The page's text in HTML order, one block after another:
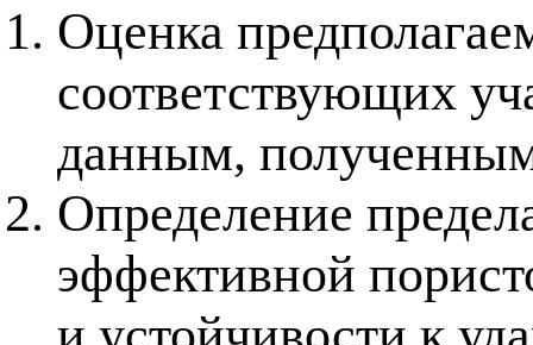
Оценка
соответствующих
данным,
Определение
эффективной